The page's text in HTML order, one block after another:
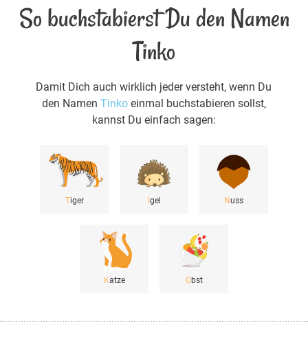
So buchstabierst Du den Namen
Tinko
Damit Dich auch wirklich jeder versteht, wenn Du
den Namen Tinkoeinmal buchstabieren sollst,
kannst Du einfach sagen:
Tiger gel Nuss
Katze Obst